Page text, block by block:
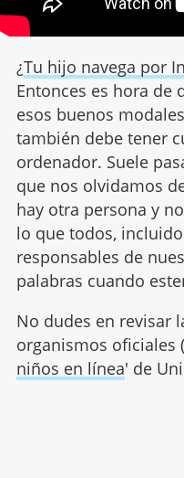
¿Tu hijo navega por
Entonces es hora de
esos buenos
también debe tener
ordenador. Suele
que nos olvidamos
hay otra persona y
lo que todos,
responsables de
palabras cuando
No dudes en revisar
organismos oficiales
niños en línea' de